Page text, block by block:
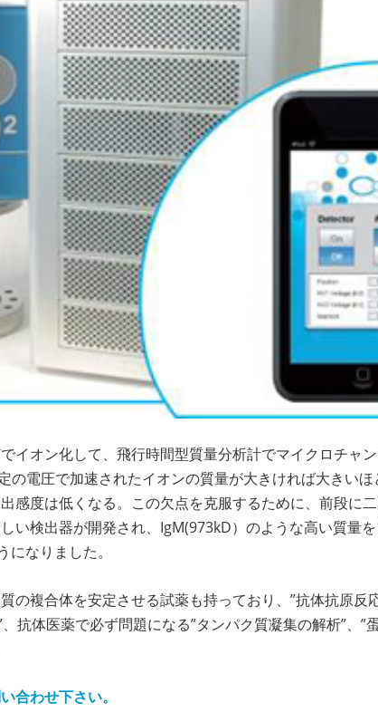
イオン化して、飛行時間型質量分析計でマイクロチャ
の電圧で加速されたイオンの質量が大きければ大きいほ
感度は低くなる。この欠点を克服するために、前段に
い検出器が開発され、IgM(973kD）のような高い質量
なりました。
の複合体を安定させる試薬も持っており、”抗体抗原反
、抗体医薬で必ず問題になる”タンパク質凝集の解析”、”
合わせ下さい。